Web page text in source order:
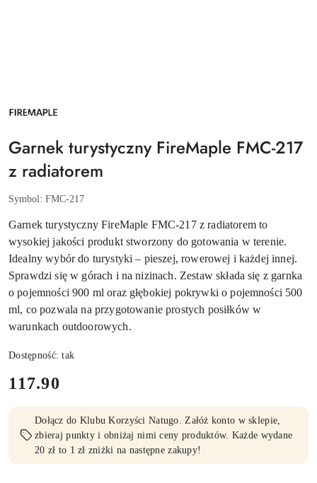
NAZWA
PRODUCENTA:
Garnek turystyczny FireMaple FMC-217
z radiatorem
Symbol: FMC-217
Garnek turystyczny FireMaple FMC-217 z radiatorem to
wysokiej jakości produkt stworzony do gotowania w terenie.
Idealny wybór do turystyki – pieszej, rowerowej i każdej innej.
Sprawdzi się w górach i na nizinach. Zestaw składa się z garnka
o pojemności 900 ml oraz głębokiej pokrywki o pojemności 500
ml, co pozwala na przygotowanie prostych posiłków w
warunkach outdoorowych.
Dostępność:tak
cena:
117.90
Dołącz do Klubu Korzyści Natugo. Załóż konto w sklepie,
zbieraj punkty i obniżaj nimi ceny produktów. Każde wydane
20 zł to 1 zł zniżki na następne zakupy!